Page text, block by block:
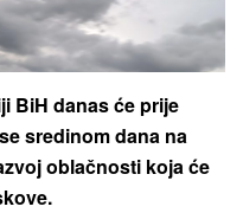
BiH danas će prije
sredinom dana na
oblačnosti koja će